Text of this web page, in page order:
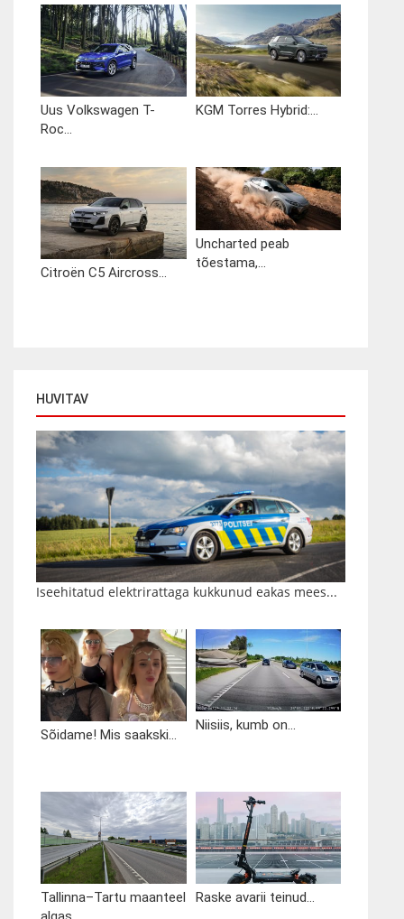
Uus Volkswagen T-
Roc...
KGM Torres Hybrid:...
Citroën C5 Aircross...
Uncharted peab
tõestama,...
HUVITAV
Iseehitatud elektrirattaga kukkunud eakas mees...
Sõidame! Mis saakski...
Niisiis, kumb on...
Tallinna–Tartu maanteel
Raske avarii teinud...